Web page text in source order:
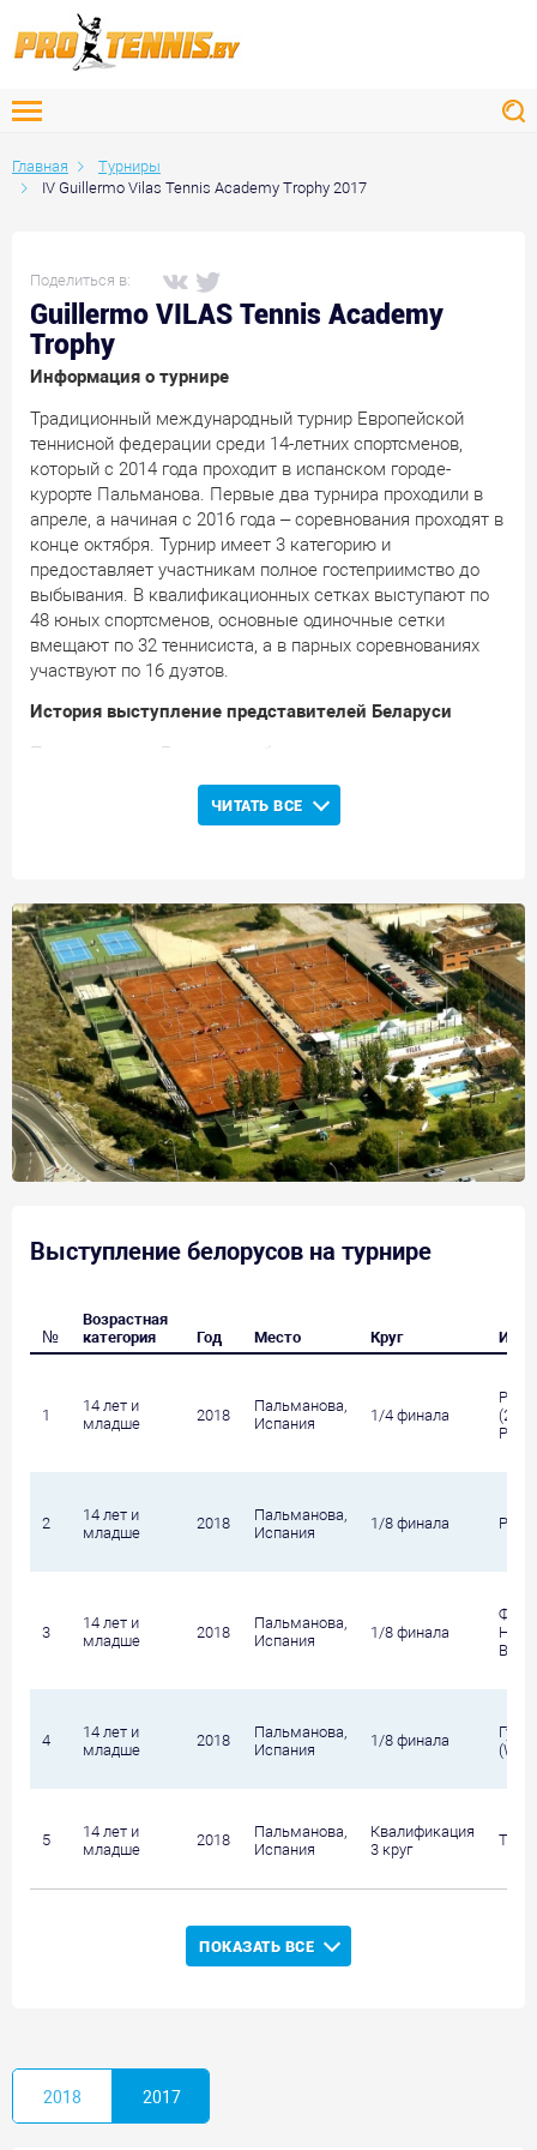
Главная
Турниры
IV Guillermo Vilas Tennis Academy Trophy 2017
Поделиться в:
Guillermo VILAS Tennis Academy
Trophy
Информация о турнире
Традиционный международный турнир Европейской
теннисной федерации среди 14-летних спортсменов,
который с 2014 года проходит в испанском городе-
курорте Пальманова. Первые два турнира проходили в
апреле, а начиная с 2016 года – соревнования проходят в
конце октября. Турнир имеет 3 категорию и
предоставляет участникам полное гостеприимство до
выбывания. В квалификационных сетках выступают по
48 юных спортсменов, основные одиночные сетки
вмещают по 32 теннисиста, а в парных соревнованиях
участвуют по 16 дуэтов.
История выступление представителей Беларуси
Представители Беларуси дебютировали на
Остапенков уступил в решающем раунде
квалификационных соревнований. В 2018 году
Борисевичу, Никите Федутику и Никите Гузову. В
основных одиночных соревнованиях нашу страну
представляет Савелий Рачаловский.
ЧИТАТЬ ВСЕ
Выступление белорусов на турнире
№
Возрастная
категория
Год Место Круг
1
14 лет и
младше
2018
Пальманова,
Испания
1/4 финала
(2) /
2
14 лет и
младше
2018
Пальманова,
Испания
1/8 финала
3
14 лет и
младше
2018
Пальманова,
Испания
1/8 финала
4
14 лет и
младше
2018
Пальманова,
Испания
1/8 финала
5
14 лет и
младше
2018
Пальманова,
Испания
Квалификация
3 круг
ПОКАЗАТЬ ВСЕ
2018 2017